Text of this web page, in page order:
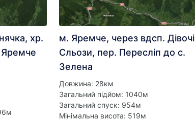
хр.
м. Яремче, через вдсп. Дівочі
Сльози, пер. Пересліп до с.
Зелена
Довжина: 28км
Загальний підйом: 1040м
Загальний спуск: 954м
Мінімальна висота: 519м